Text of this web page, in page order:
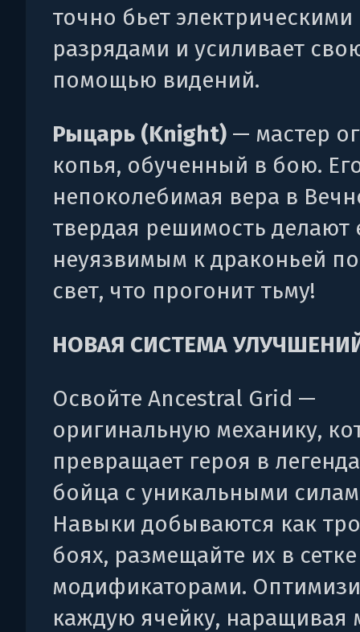
точно бьет электрическими
разрядами и усиливает
помощью видений.
Рыцарь (Knight) — мастер
копья, обученный в бою.
непоколебимая вера в
твердая решимость делают
неуязвимым к драконьей
свет, что прогонит тьму!
НОВАЯ СИСТЕМА
Освойте Ancestral Grid —
оригинальную механику,
превращает героя в
бойца с уникальными
Навыки добываются как
боях, размещайте их в
модификаторами.
каждую ячейку, наращивая